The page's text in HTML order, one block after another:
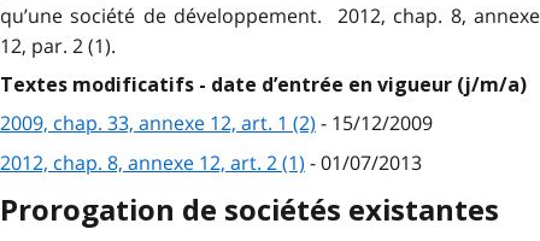
qu’une société de développement. 2012, chap. 8, annexe
12, par. 2 (1).
Textes modificatifs - date d’entrée en vigueur (j/m/a)
2009, chap. 33, annexe 12, art. 1 (2) - 15/12/2009
2012, chap. 8, annexe 12, art. 2 (1) - 01/07/2013
Prorogation de sociétés existantes